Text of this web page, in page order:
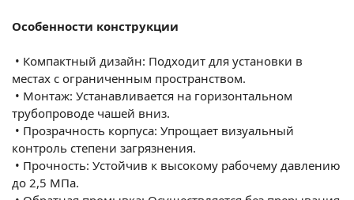
Особенности конструкции
• Компактный дизайн: Подходит для установки в
местах с ограниченным пространством.
• Монтаж: Устанавливается на горизонтальном
трубопроводе чашей вниз.
• Прозрачность корпуса: Упрощает визуальный
контроль степени загрязнения.
• Прочность: Устойчив к высокому рабочему давлению
до 2,5 МПа.